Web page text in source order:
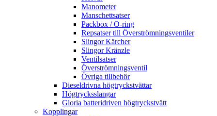
Manometer
Manschettsatser
Packbox / O-ring
Repsatser till Överströmningsventiler
Slingor Kärcher
Slingor Kränzle
Ventilsatser
Överströmningsventil
Övriga tillbehör
Dieseldrivna högtryckstvättar
Högtrycksslangar
Gloria batteridriven högtryckstvätt
Kopplingar